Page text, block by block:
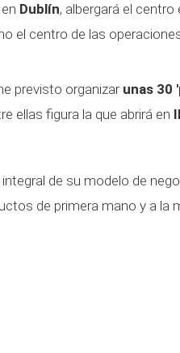
Dublín, albergará el
el centro de las
previsto organizar unas 30
ellas figura la que abrirá en
de su modelo de
de primera mano y a la